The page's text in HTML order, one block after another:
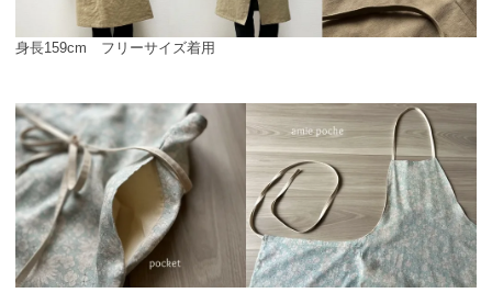
身長159cm フリーサイズ着用